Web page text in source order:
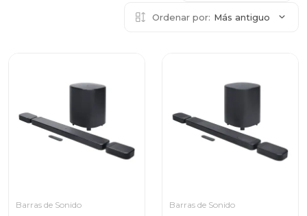
Ordenar por: Más antiguo
Barras de Sonido Barras de Sonido